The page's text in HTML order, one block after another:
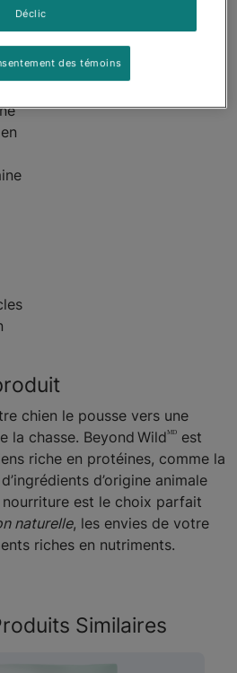
chien le pousse vers une
la chasse. Beyond Wildᴹᴰ est
riche en protéines, comme la
d’origine animale
est le choix parfait
naturelle, les envies de votre
riches en nutriments.
Similaires
Déclic
des témoins